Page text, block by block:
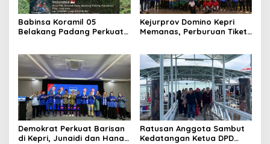
Babinsa Koramil 05
Belakang Padang Perkuat
Keamanan dan Kepedulian
Lingkungan
Kejurprov Domino Kepri
Memanas, Perburuan Tiket
Demokrat Perkuat Barisan
di Kepri, Junaidi dan Hanafi
Ratusan Anggota Sambut
Kedatangan Ketua DPD